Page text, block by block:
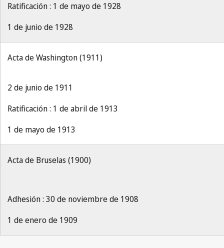
Ratificación : 1 de mayo de 1928
1 de junio de 1928
Acta de Washington (1911)
2 de junio de 1911
Ratificación : 1 de abril de 1913
1 de mayo de 1913
Acta de Bruselas (1900)
Adhesión : 30 de noviembre de 1908
1 de enero de 1909